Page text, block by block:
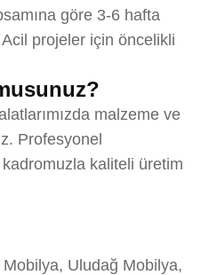
göre 3-6 hafta
projeler için öncelikli
malzeme ve
Profesyonel
kaliteli üretim
Uludağ Mobilya,